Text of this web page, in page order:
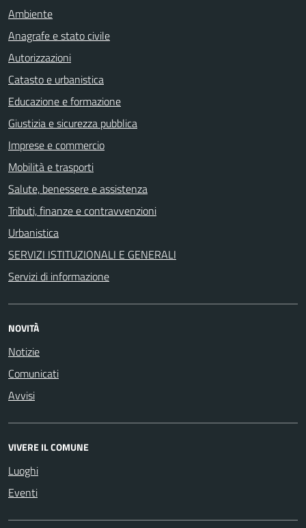
Ambiente
Anagrafe e stato civile
Autorizzazioni
Catasto e urbanistica
Educazione e formazione
Giustizia e sicurezza pubblica
Imprese e commercio
Mobilità e trasporti
Salute, benessere e assistenza
Tributi, finanze e contravvenzioni
Urbanistica
SERVIZI ISTITUZIONALI E GENERALI
Servizi di informazione
NOVITÀ
Notizie
Comunicati
Avvisi
VIVERE IL COMUNE
Luoghi
Eventi